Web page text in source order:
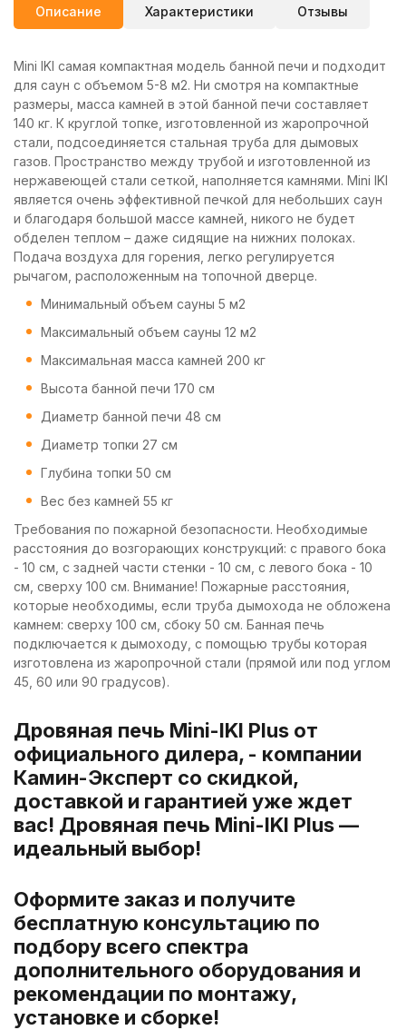
Описание Характеристики Отзывы
Mini IKI самая компактная модель банной печи и подходит
для саун с объемом 5-8 м2. Ни смотря на компактные
размеры, масса камней в этой банной печи составляет
140 кг. К круглой топке, изготовленной из жаропрочной
стали, подсоединяется стальная труба для дымовых
газов. Пространство между трубой и изготовленной из
нержавеющей стали сеткой, наполняется камнями. Mini IKI
является очень эффективной печкой для небольших саун
и благодаря большой массе камней, никого не будет
обделен теплом – даже сидящие на нижних полоках.
Подача воздуха для горения, легко регулируется
рычагом, расположенным на топочной дверце.
Минимальный объем сауны 5 м2
Максимальный объем сауны 12 м2
Максимальная масса камней 200 кг
Высота банной печи 170 см
Диаметр банной печи 48 см
Диаметр топки 27 см
Глубина топки 50 см
Вес без камней 55 кг
Требования по пожарной безопасности. Необходимые
расстояния до возгорающих конструкций: с правого бока
- 10 см, с задней части стенки - 10 см, с левого бока - 10
см, сверху 100 см. Внимание! Пожарные расстояния,
которые необходимы, если труба дымохода не обложена
камнем: сверху 100 см, сбоку 50 см. Банная печь
подключается к дымоходу, с помощью трубы которая
изготовлена из жаропрочной стали (прямой или под углом
45, 60 или 90 градусов).
Дровяная печь Mini-IKI Plus от
официального дилера, - компании
Камин-Эксперт со скидкой,
доставкой и гарантией уже ждет
вас! Дровяная печь Mini-IKI Plus —
идеальный выбор!
Оформите заказ и получите
бесплатную консультацию по
подбору всего спектра
дополнительного оборудования и
рекомендации по монтажу,
установке и сборке!